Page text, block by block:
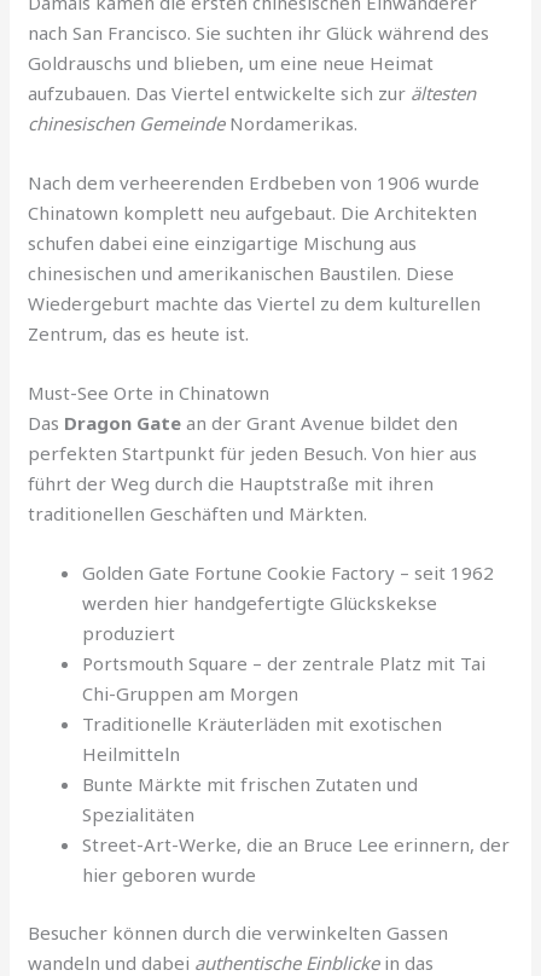
nach San Francisco. Sie suchten ihr Glück während des
Goldrauschs und blieben, um eine neue Heimat
aufzubauen. Das Viertel entwickelte sich zur ältesten
chinesischen GemeindeNordamerikas.
Nach dem verheerenden Erdbeben von 1906 wurde
Chinatown komplett neu aufgebaut. Die Architekten
schufen dabei eine einzigartige Mischung aus
chinesischen und amerikanischen Baustilen. Diese
Wiedergeburt machte das Viertel zu dem kulturellen
Zentrum, das es heute ist.
Must-See Orte in Chinatown
Das Dragon Gate an der Grant Avenue bildet den
perfekten Startpunkt für jeden Besuch. Von hier aus
führt der Weg durch die Hauptstraße mit ihren
traditionellen Geschäften und Märkten.
Golden Gate Fortune Cookie Factory – seit 1962
werden hier handgefertigte Glückskekse
produziert
Portsmouth Square – der zentrale Platz mit Tai
Chi-Gruppen am Morgen
Traditionelle Kräuterläden mit exotischen
Heilmitteln
Bunte Märkte mit frischen Zutaten und
Spezialitäten
Street-Art-Werke, die an Bruce Lee erinnern, der
hier geboren wurde
Besucher können durch die verwinkelten Gassen
wandeln und dabei authentische Einblickein das